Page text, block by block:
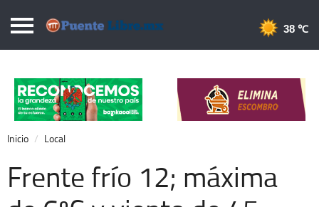
Puentelibre.mx
Local
Nacional
Opinión
Cronos
Economía
38 ℃
Inicio Local
Frente frío 12; máxima